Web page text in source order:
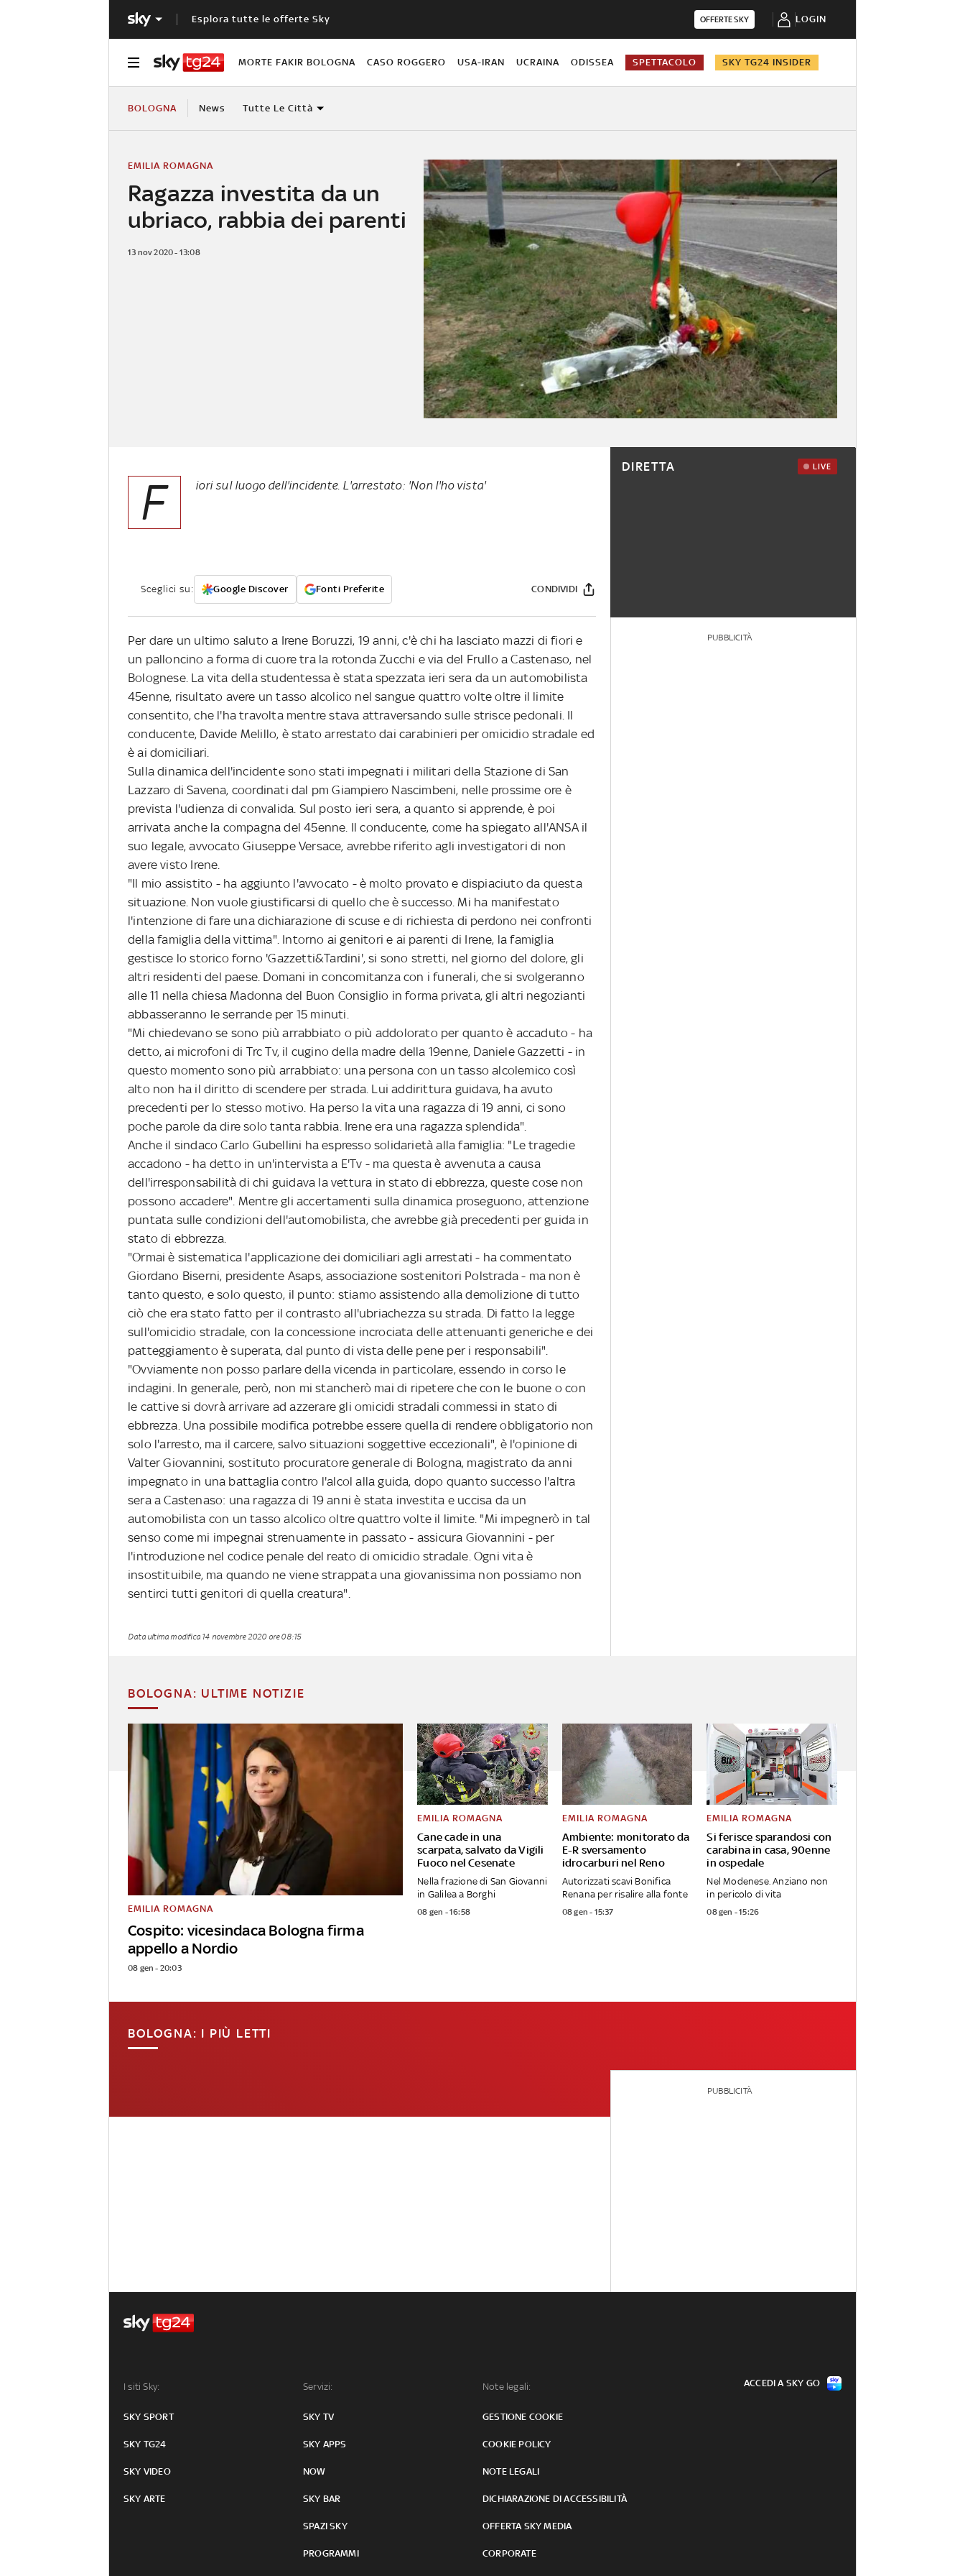
Esplora tutte le offerte Sky OFFERTE SKY LOGIN
MORTE FAKIR BOLOGNA CASO ROGGERO USA-IRAN UCRAINA ODISSEA SPETTACOLO SKY TG24 INSIDER
BOLOGNA News Tutte Le Città
Ragazza investita da un
ubriaco, rabbia dei parenti
EMILIA ROMAGNA
13 nov 2020 - 13:08
F iori sul luogo dell'incidente. L'arrestato: 'Non l'ho vista'
Sceglici su: Google Discover Fonti Preferite CONDIVIDI
Per dare un ultimo saluto a Irene Boruzzi, 19 anni, c'è chi ha lasciato mazzi di fiori e
un palloncino a forma di cuore tra la rotonda Zucchi e via del Frullo a Castenaso, nel
Bolognese. La vita della studentessa è stata spezzata ieri sera da un automobilista
45enne, risultato avere un tasso alcolico nel sangue quattro volte oltre il limite
consentito, che l'ha travolta mentre stava attraversando sulle strisce pedonali. Il
conducente, Davide Melillo, è stato arrestato dai carabinieri per omicidio stradale ed
è ai domiciliari.
Sulla dinamica dell'incidente sono stati impegnati i militari della Stazione di San
Lazzaro di Savena, coordinati dal pm Giampiero Nascimbeni, nelle prossime ore è
prevista l'udienza di convalida. Sul posto ieri sera, a quanto si apprende, è poi
arrivata anche la compagna del 45enne. Il conducente, come ha spiegato all'ANSA il
suo legale, avvocato Giuseppe Versace, avrebbe riferito agli investigatori di non
avere visto Irene.
"Il mio assistito - ha aggiunto l'avvocato - è molto provato e dispiaciuto da questa
situazione. Non vuole giustificarsi di quello che è successo. Mi ha manifestato
l'intenzione di fare una dichiarazione di scuse e di richiesta di perdono nei confronti
della famiglia della vittima". Intorno ai genitori e ai parenti di Irene, la famiglia
gestisce lo storico forno 'Gazzetti&Tardini', si sono stretti, nel giorno del dolore, gli
altri residenti del paese. Domani in concomitanza con i funerali, che si svolgeranno
alle 11 nella chiesa Madonna del Buon Consiglio in forma privata, gli altri negozianti
abbasseranno le serrande per 15 minuti.
"Mi chiedevano se sono più arrabbiato o più addolorato per quanto è accaduto - ha
detto, ai microfoni di Trc Tv, il cugino della madre della 19enne, Daniele Gazzetti - in
questo momento sono più arrabbiato: una persona con un tasso alcolemico così
alto non ha il diritto di scendere per strada. Lui addirittura guidava, ha avuto
precedenti per lo stesso motivo. Ha perso la vita una ragazza di 19 anni, ci sono
poche parole da dire solo tanta rabbia. Irene era una ragazza splendida".
Anche il sindaco Carlo Gubellini ha espresso solidarietà alla famiglia: "Le tragedie
accadono - ha detto in un'intervista a E'Tv - ma questa è avvenuta a causa
dell'irresponsabilità di chi guidava la vettura in stato di ebbrezza, queste cose non
possono accadere". Mentre gli accertamenti sulla dinamica proseguono, attenzione
puntata sulle condizioni dell'automobilista, che avrebbe già precedenti per guida in
stato di ebbrezza.
"Ormai è sistematica l'applicazione dei domiciliari agli arrestati - ha commentato
Giordano Biserni, presidente Asaps, associazione sostenitori Polstrada - ma non è
tanto questo, e solo questo, il punto: stiamo assistendo alla demolizione di tutto
ciò che era stato fatto per il contrasto all'ubriachezza su strada. Di fatto la legge
sull'omicidio stradale, con la concessione incrociata delle attenuanti generiche e dei
patteggiamento è superata, dal punto di vista delle pene per i responsabili".
"Ovviamente non posso parlare della vicenda in particolare, essendo in corso le
indagini. In generale, però, non mi stancherò mai di ripetere che con le buone o con
le cattive si dovrà arrivare ad azzerare gli omicidi stradali commessi in stato di
ebbrezza. Una possibile modifica potrebbe essere quella di rendere obbligatorio non
solo l'arresto, ma il carcere, salvo situazioni soggettive eccezionali", è l'opinione di
Valter Giovannini, sostituto procuratore generale di Bologna, magistrato da anni
impegnato in una battaglia contro l'alcol alla guida, dopo quanto successo l'altra
sera a Castenaso: una ragazza di 19 anni è stata investita e uccisa da un
automobilista con un tasso alcolico oltre quattro volte il limite. "Mi impegnerò in tal
senso come mi impegnai strenuamente in passato - assicura Giovannini - per
l'introduzione nel codice penale del reato di omicidio stradale. Ogni vita è
insostituibile, ma quando ne viene strappata una giovanissima non possiamo non
sentirci tutti genitori di quella creatura".
Data ultima modifica 14 novembre 2020 ore 08:15
DIRETTA LIVE
PUBBLICITÀ
BOLOGNA: ULTIME NOTIZIE
Cospito: vicesindaca Bologna firma
appello a Nordio
EMILIA ROMAGNA
08 gen - 20:03
Cane cade in una
scarpata, salvato da Vigili
Fuoco nel Cesenate
EMILIA ROMAGNA
Nella frazione di San Giovanni
in Galilea a Borghi
08 gen - 16:58
Ambiente: monitorato da
E-R sversamento
idrocarburi nel Reno
EMILIA ROMAGNA
Autorizzati scavi Bonifica
Renana per risalire alla fonte
08 gen - 15:37
Si ferisce sparandosi con
carabina in casa, 90enne
in ospedale
EMILIA ROMAGNA
Nel Modenese. Anziano non
in pericolo di vita
08 gen - 15:26
BOLOGNA: I PIÙ LETTI
PUBBLICITÀ
I siti Sky:
SKY SPORT
SKY TG24
SKY VIDEO
SKY ARTE
Servizi:
SKY TV
SKY APPS
NOW
SKY BAR
SPAZI SKY
PROGRAMMI
Note legali:
GESTIONE COOKIE
COOKIE POLICY
NOTE LEGALI
DICHIARAZIONE DI ACCESSIBILITÀ
OFFERTA SKY MEDIA
CORPORATE
ACCEDI A SKY GO